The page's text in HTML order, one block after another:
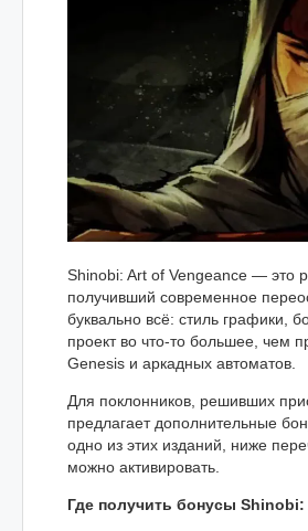
Shinobi: Art of Vengeance — это
получивший современное
буквально всё: стиль графики,
проект во что-то большее, чем
Genesis и аркадных автоматов.
Для поклонников, решивших
предлагает дополнительные
одно из этих изданий, ниже
можно активировать.
Где получить бонусы